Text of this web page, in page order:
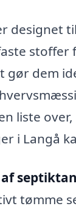
designet
gør dem
liste
i Langå
tømme